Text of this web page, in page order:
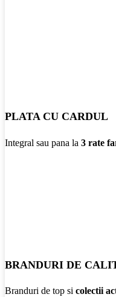
PLATA CU CARDUL
Integral sau pana la 3 rate
BRANDURI DE
Branduri de top si colectii